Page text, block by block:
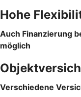
Hohe
Auch Finanzierung
möglich
Verschiedene